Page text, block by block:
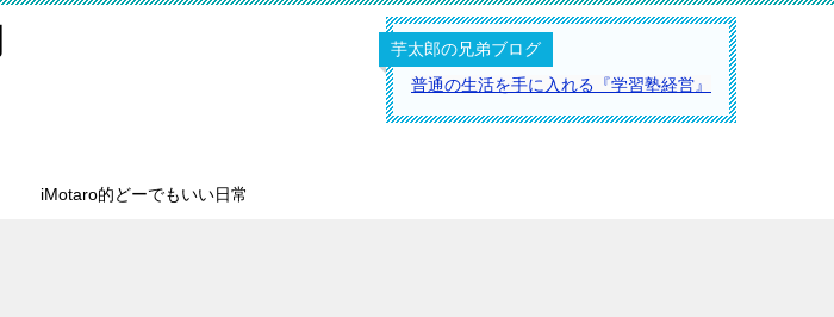
芋太郎の兄弟ブログ
普通の生活を手に入れる『学習塾経営』
iMotaro的どーでもいい日常